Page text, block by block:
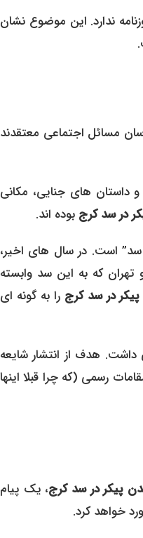
ندارد. این موضوع نشان
مسائل اجتماعی معتقدند
داستان های جنایی، مکانی
در سد کرج بوده اند.
است. در سال های اخیر،
که به این سد وابسته
در سد کرج را به گونه ای
داشت. هدف از انتشار شایعه
رسمی (که چرا قبلا اینها
پیکر در سد کرج، یک پیام
خواهد کرد.